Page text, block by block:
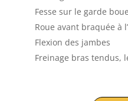
Fesse sur le garde
Roue avant braquée à
Flexion des jambes
Freinage bras tendus,